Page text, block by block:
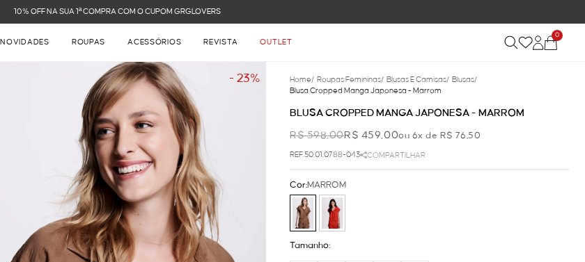
FRETE GRÁTIS NAS COMPRAS ACIMA DE R$ 899
NOVIDADES ROUPAS ACESSÓRIOS REVISTA OUTLET
0
- 23% Home/ Roupas Femininas/ Blusas E Camisas/ Blusas/
Blusa Cropped Manga Japonesa - Marrom
BLUSA CROPPED MANGA JAPONESA - MARROM
R$ 598,00R$ 459,00ou 6x de R$ 76,50
REF.50.01.0788-043 COMPARTILHAR
Cor:MARROM
Tamanho: